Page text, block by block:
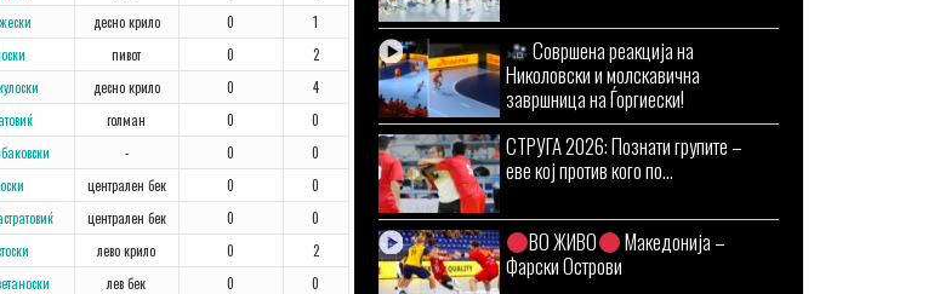
десно крило 0
1
пивот 0
2
десно крило 0
4
голман 0
0
- 0
0
централен бек 0
0
централен бек 0
0
лево крило 0
2
лев бек 0
0
Совршена реакција на
Николовски и молскавична
завршница на Ѓоргиески!
СТРУГА 2026: Познати групите –
еве кој против кого по...
ВО ЖИВО
Македонија –
Фарски Острови